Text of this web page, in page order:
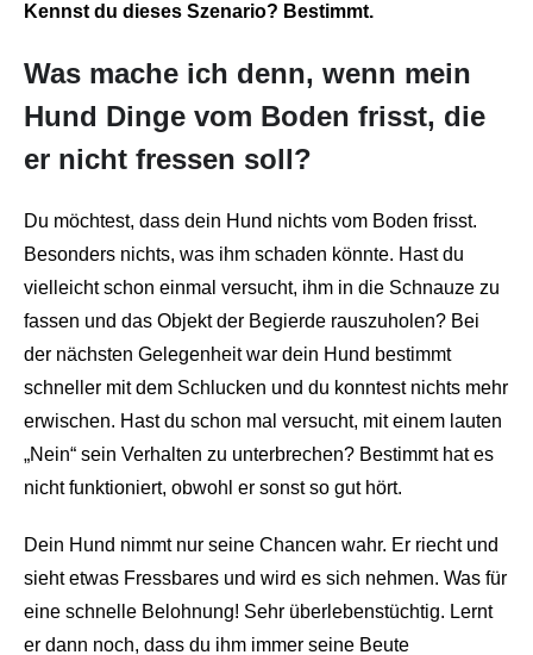
Kennst du dieses Szenario? Bestimmt.
Was mache ich denn, wenn mein
Hund Dinge vom Boden frisst, die
er nicht fressen soll?
Du möchtest, dass dein Hund nichts vom Boden frisst.
Besonders nichts, was ihm schaden könnte. Hast du
vielleicht schon einmal versucht, ihm in die Schnauze zu
fassen und das Objekt der Begierde rauszuholen? Bei
der nächsten Gelegenheit war dein Hund bestimmt
schneller mit dem Schlucken und du konntest nichts mehr
erwischen. Hast du schon mal versucht, mit einem lauten
„Nein“ sein Verhalten zu unterbrechen? Bestimmt hat es
nicht funktioniert, obwohl er sonst so gut hört.
Dein Hund nimmt nur seine Chancen wahr. Er riecht und
sieht etwas Fressbares und wird es sich nehmen. Was für
eine schnelle Belohnung! Sehr überlebenstüchtig. Lernt
er dann noch, dass du ihm immer seine Beute